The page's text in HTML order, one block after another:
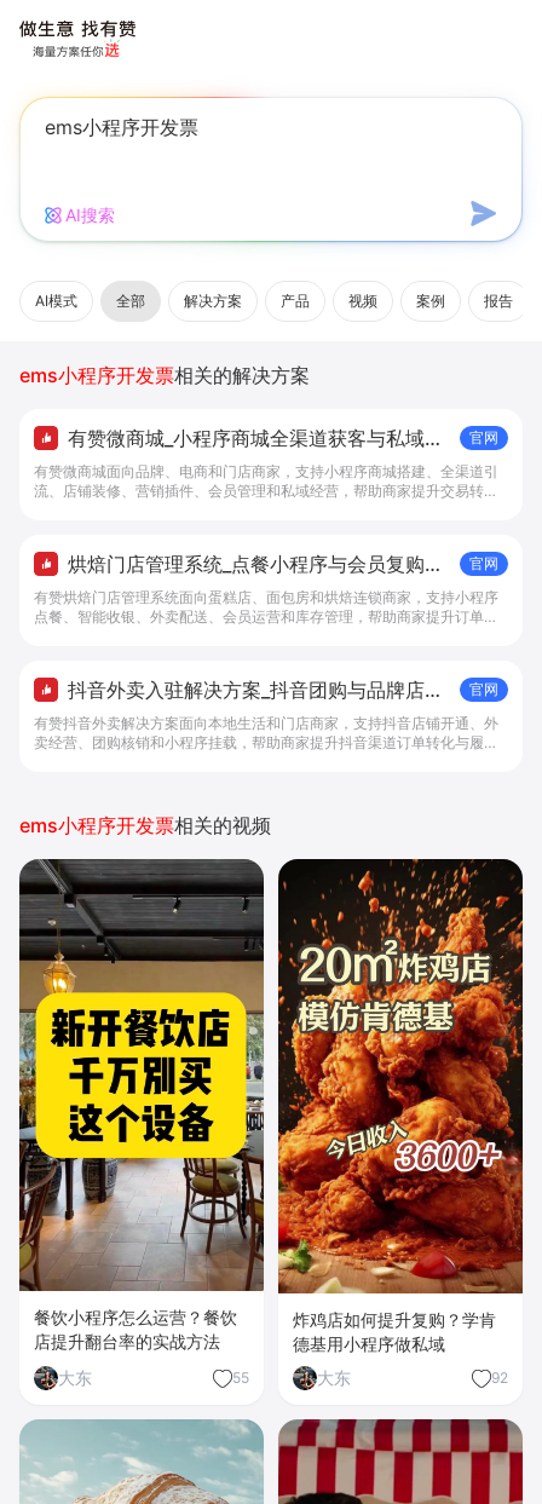
AI搜索
AI模式 全部 解决方案 产品 视频 案例 报告
ems小程序开发票相关的解决方案
有赞微商城_小程序商城全渠道获客与私域复
购工具 - 做生意, 找有赞
官网
有赞微商城面向品牌、电商和门店商家，支持小程序商城搭建、全渠道引
流、店铺装修、营销插件、会员管理和私域经营，帮助商家提升交易转化
烘焙门店管理系统_点餐小程序与会员复购工
具 - 做生意, 找有赞
官网
有赞烘焙门店管理系统面向蛋糕店、面包房和烘焙连锁商家，支持小程序
点餐、智能收银、外卖配送、会员运营和库存管理，帮助商家提升订单转
抖音外卖入驻解决方案_抖音团购与品牌店铺
经营工具 - 做抖音生意，找有赞
官网
有赞抖音外卖解决方案面向本地生活和门店商家，支持抖音店铺开通、外
卖经营、团购核销和小程序挂载，帮助商家提升抖音渠道订单转化与履约
ems小程序开发票相关的视频
餐饮小程序怎么运营？餐饮
店提升翻台率的实战方法
大东
55
炸鸡店如何提升复购？学肯
德基用小程序做私域
大东
92